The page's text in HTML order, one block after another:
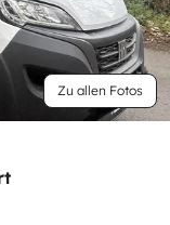
Zu allen Fotos